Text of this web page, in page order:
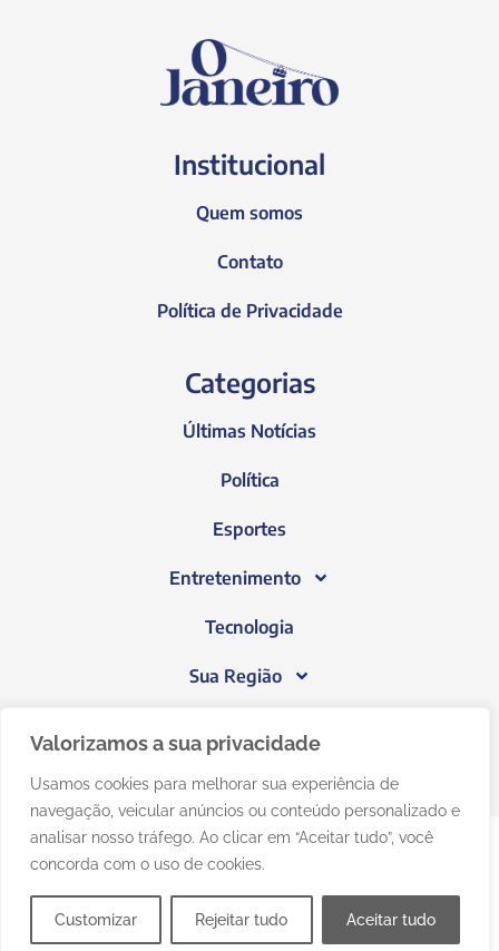
Valorizamos a sua privacidade
Usamos cookies para melhorar sua experiência de
navegação, veicular anúncios ou conteúdo personalizado e
analisar nosso tráfego. Ao clicar em “Aceitar tudo”, você
concorda com o uso de cookies.
Customizar Rejeitar tudo Aceitar tudo
Institucional
Quem somos
Contato
Política de Privacidade
Categorias
Últimas Notícias
Política
Esportes
Entretenimento
Tecnologia
Sua Região
© 2025 O Janeiro